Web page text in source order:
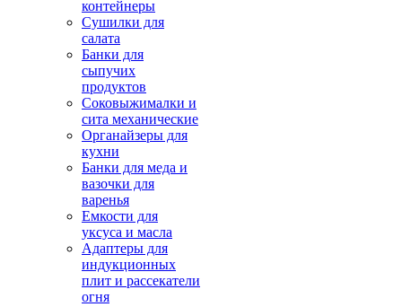
контейнеры
Сушилки для
салата
Банки для
сыпучих
продуктов
Соковыжималки и
сита механические
Органайзеры для
кухни
Банки для меда и
вазочки для
варенья
Емкости для
уксуса и масла
Адаптеры для
индукционных
плит и рассекатели
огня